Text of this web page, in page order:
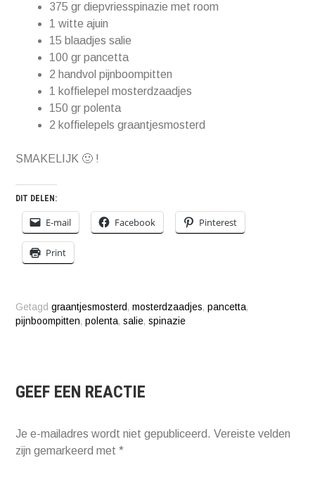
375 gr diepvriesspinazie met room
1 witte ajuin
15 blaadjes salie
100 gr pancetta
2 handvol pijnboompitten
1 koffielepel mosterdzaadjes
150 gr polenta
2 koffielepels graantjesmosterd
SMAKELIJK 🙂 !
DIT DELEN:
E-mail Facebook Pinterest
Print
Getagdgraantjesmosterd ,mosterdzaadjes,pancetta,
pijnboompitten,polenta,salie,spinazie
GEEF EEN REACTIE
Je e-mailadres wordt niet gepubliceerd. Vereiste velden
zijn gemarkeerd met*